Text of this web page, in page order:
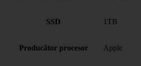
SSD 1TB
Producător procesor Apple